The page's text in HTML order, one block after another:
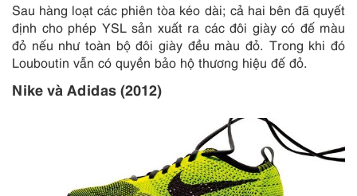
Sau hàng loạt các phiên tòa kéo dài; cả hai bên đã quyết
định cho phép YSL sản xuất ra các đôi giày có đế màu
đỏ nếu như toàn bộ đôi giày đều màu đỏ. Trong khi đó
Louboutin vẫn có quyền bảo hộ thương hiệu đế đỏ.
Nike và Adidas (2012)